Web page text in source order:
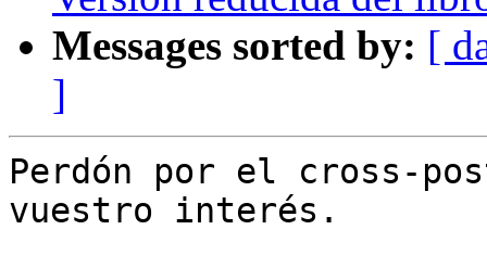
Messages sorted by: [
]
Perdón por el cross-
vuestro interés.